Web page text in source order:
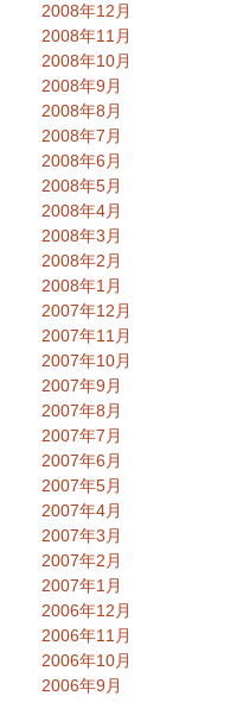
2008年12月
2008年11月
2008年10月
2008年9月
2008年8月
2008年7月
2008年6月
2008年5月
2008年4月
2008年3月
2008年2月
2008年1月
2007年12月
2007年11月
2007年10月
2007年9月
2007年8月
2007年7月
2007年6月
2007年5月
2007年4月
2007年3月
2007年2月
2007年1月
2006年12月
2006年11月
2006年10月
2006年9月